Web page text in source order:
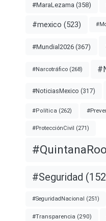
#MaraLezama (358)
#mexico (523)
#Mundial2026 (367)
#Narcotráfico (268)
#NoticiasMexico (317)
#Política (262)
#ProtecciónCivil (271)
#QuintanaRoo
#Seguridad
#SeguridadNacional (251)
#Transparencia (290)